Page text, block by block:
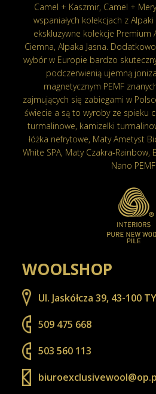
Camel + Kaszmir, Camel +
wspaniałych kolekcjach z
ekskluzywne kolekcje Premium
Ciemna, Alpaka Jasna.
wybór w Europie bardzo
podczerwienią ujemną
magnetycznym PEMF
zajmujących się zabiegami w
świecie a są to wyroby ze spieku
turmalinowe, kamizelki
łóżka nefrytowe, Maty Ametyst
White SPA, Maty Czakra-Rainbow,
Nano PEMF.
WOOLSHOP
Ul. Jaskółcza 39, 43-100
509 475 668
503 560 113